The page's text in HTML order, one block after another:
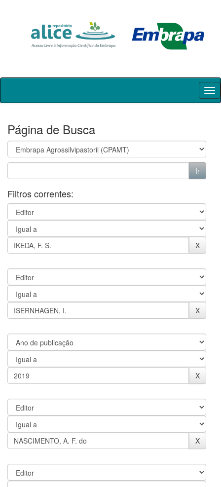
Skip
Página de Busca
Filtros correntes: